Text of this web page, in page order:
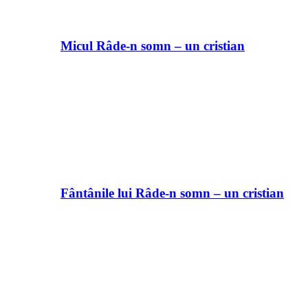
Micul Râde-n somn – un cristian
Fântânile lui Râde-n somn – un cristian